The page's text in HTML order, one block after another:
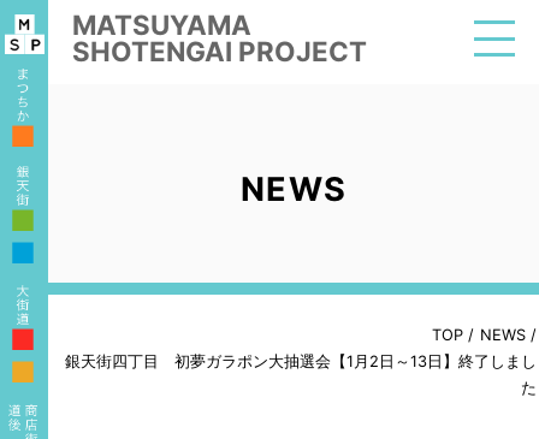
MATSUYAMA
SHOTENGAI PROJECT
■
■
■
■
■
NEWS
TOP / NEWS /
銀天街四丁目 初夢ガラポン大抽選会【1月2日～13日】終了しまし
た